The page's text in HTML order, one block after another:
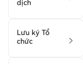
dịch
Lưu ký Tổ
chức